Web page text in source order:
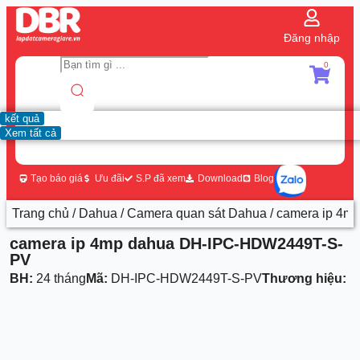
Đăng nhập
kết quả
Xem tất cả
0
Tạo báo giá Ưu đãi S.P đã xem Download Blog
Trang chủ / Dahua /Camera quan sát Dahua / camera ip
camera ip 4mp dahua DH-IPC-HDW2449T-S-
PV
BH: 24 tháng Mã: DH-IPC-HDW2449T-S-PVThương hiệu: